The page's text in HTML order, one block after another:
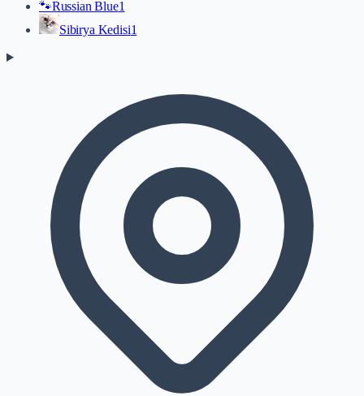
🐾Russian Blue1
Sibirya Kedisi1